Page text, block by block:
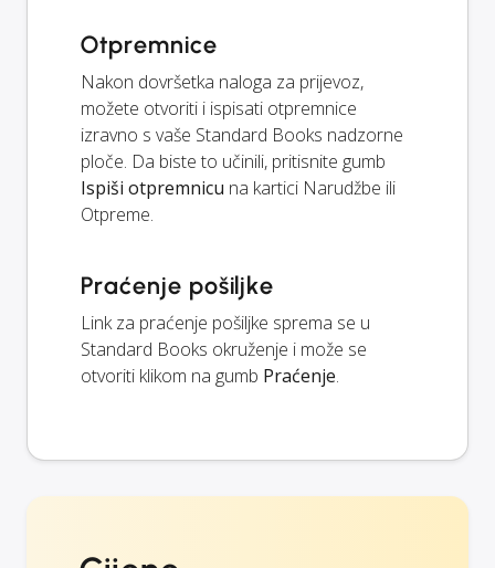
Otpremnice
Nakon dovršetka naloga za prijevoz,
možete otvoriti i ispisati otpremnice
izravno s vaše Standard Books nadzorne
ploče. Da biste to učinili, pritisnite gumb
Ispiši otpremnicu na kartici Narudžbe ili
Otpreme.
Praćenje pošiljke
Link za praćenje pošiljke sprema se u
Standard Books okruženje i može se
otvoriti klikom na gumb Praćenje.